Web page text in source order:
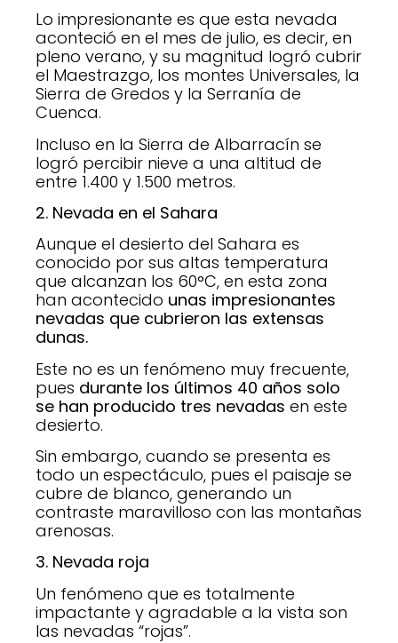
Lo impresionante es que esta nevada
aconteció en el mes de julio, es decir, en
pleno verano, y su magnitud logró cubrir
el Maestrazgo, los montes Universales, la
Sierra de Gredos y la Serranía de
Cuenca.
Incluso en la Sierra de Albarracín se
logró percibir nieve a una altitud de
entre 1.400 y 1.500 metros.
2. Nevada en el Sahara
Aunque el desierto del Sahara es
conocido por sus altas temperatura
que alcanzan los 60°C, en esta zona
han acontecido unas impresionantes
nevadas que cubrieron las extensas
dunas.
Este no es un fenómeno muy frecuente,
pues durante los últimos 40 años solo
se han producido tres nevadas en este
desierto.
Sin embargo, cuando se presenta es
todo un espectáculo, pues el paisaje se
cubre de blanco, generando un
contraste maravilloso con las montañas
arenosas.
3. Nevada roja
Un fenómeno que es totalmente
impactante y agradable a la vista son
las nevadas “rojas”.